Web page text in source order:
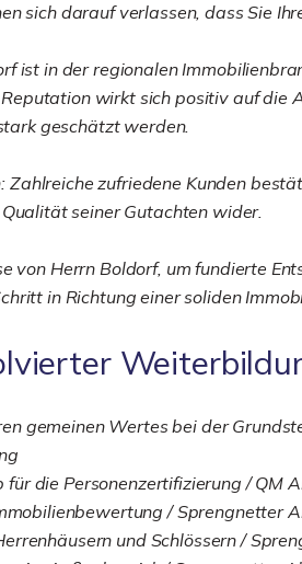
sich darauf verlassen, dass Sie
ist in der regionalen
wirkt sich positiv auf die
geschätzt werden.
zufriedene Kunden
seiner Gutachten wider.
von Herrn Boldorf, um fundierte
in Richtung einer soliden
gemeinen Wertes bei der
die Personenzertifizierung / QM
/ Sprengnetter
und Schlössern /